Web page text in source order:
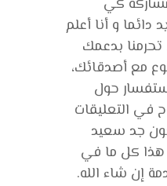
كي
و أنا أعلم
بدعمك
مع أصدقائك،
حول
في التعليقات
جد سعيد
هذا كل ما في
إن شاء الله.